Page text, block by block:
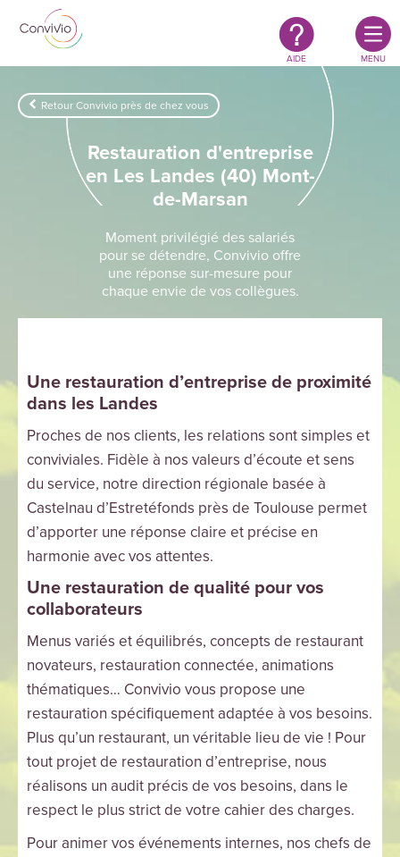
Aller au contenu principal
Restauration
authentique
responsable
AIDE MENU
Retour Convivio près de chez vous
Restauration d'entreprise
en Les Landes (40) Mont-
de-Marsan
Moment privilégié des salariés
pour se détendre, Convivio offre
une réponse sur-mesure pour
chaque envie de vos collègues.
Une restauration d’entreprise de proximité
dans les Landes
Proches de nos clients, les relations sont simples et
conviviales. Fidèle à nos valeurs d’écoute et sens
du service, notre direction régionale basée à
Castelnau d’Estretéfonds près de Toulouse permet
d’apporter une réponse claire et précise en
harmonie avec vos attentes.
Une restauration de qualité pour vos
collaborateurs
Menus variés et équilibrés, concepts de restaurant
novateurs, restauration connectée, animations
thématiques… Convivio vous propose une
restauration spécifiquement adaptée à vos besoins.
Plus qu’un restaurant, un véritable lieu de vie ! Pour
tout projet de restauration d’entreprise, nous
réalisons un audit précis de vos besoins, dans le
respect le plus strict de votre cahier des charges.
Pour animer vos événements internes, nos chefs de